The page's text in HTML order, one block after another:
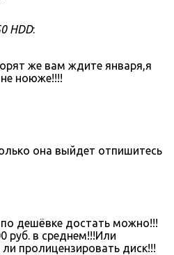
HDD:
же вам ждите января,я
ноюже!!!!
она выйдет отпишитесь
дешёвке достать можно!!!
руб. в среднем!!!Или
пролицензировать диск!!!